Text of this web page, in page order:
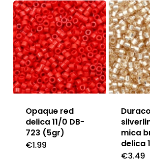
Opaque red
delica 11/0 DB-
723 (5gr)
€1.99
mica
delica
€3.49